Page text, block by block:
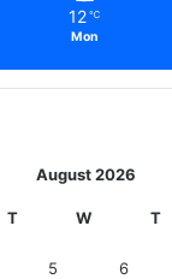
12 ℃
Mon
August 2026
T W T
5 6